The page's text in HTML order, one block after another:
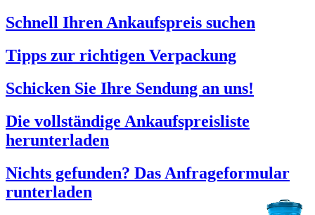
Schnell Ihren Ankaufspreis suchen
Tipps zur richtigen Verpackung
Schicken Sie Ihre Sendung an uns!
Die vollständige Ankaufspreisliste
herunterladen
Nichts gefunden? Das Anfrageformular
runterladen